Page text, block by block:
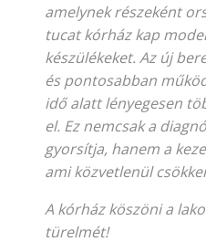
amelynek részeként
tucat kórház kap
készülékeket. Az új
és pontosabban
idő alatt lényegesen
el. Ez nemcsak a
gyorsítja, hanem a
ami közvetlenül
A kórház köszöni a
türelmét!